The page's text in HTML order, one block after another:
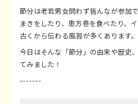
節分は老若男女問わず皆んなが参加
まきをしたり、恵方巻を食べたり、
古くから伝わる風習が多くあります。
今日はそんな「節分」の由来や歴史
てみました！
-------